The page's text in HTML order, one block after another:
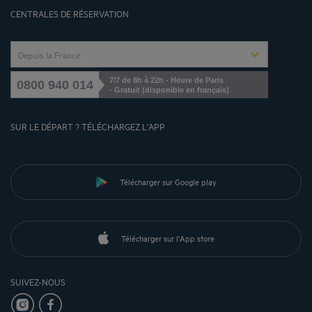
CENTRALES DE RÉSERVATION
Depuis la France
0800 940 014
7/7 de 8h à 22h - Heure de Paris
- Gratuit (disponible en français)
SUR LE DÉPART ? TÉLÉCHARGEZ L'APP
Télécharger sur Google play
Télécharger sur l'App store
SUIVEZ-NOUS